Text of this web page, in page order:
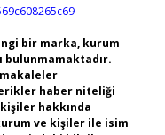
bir marka, kurum
bulunmamaktadır.
makaleler
haber niteliği
hakkında
ve kişiler ile isim